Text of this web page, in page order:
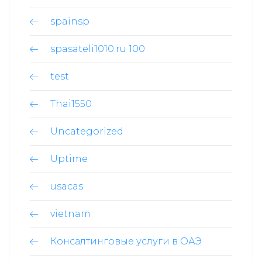
spainsp
spasateli1010.ru 100
test
Thai1550
Uncategorized
Uptime
usacas
vietnam
Консалтинговые услуги в ОАЭ